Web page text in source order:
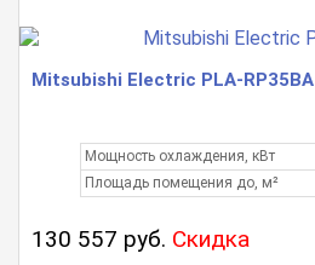
Mitsubishi Electric PLA-RP35BA
Мощность охлаждения, кВт
Площадь помещения до, м²
130 557 руб. Скидка